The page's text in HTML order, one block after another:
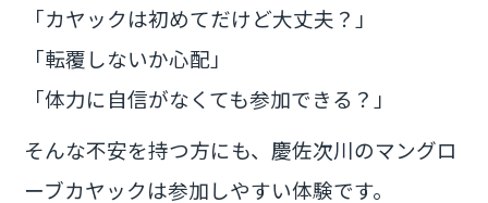
「カヤックは初めてだけど大丈夫？」
「転覆しないか心配」
「体力に自信がなくても参加できる？」
そんな不安を持つ方にも、慶佐次川のマングロ
ーブカヤックは参加しやすい体験です。